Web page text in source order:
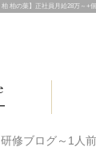
柏の葉】正社員月給28万～+
修ブログ～1人